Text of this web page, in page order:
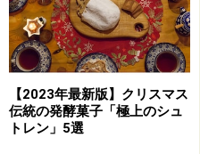
【2023年最新版】クリスマス
伝統の発酵菓子「極上のシュ
トレン」5選